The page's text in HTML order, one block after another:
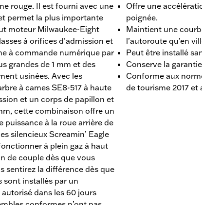
rouge. Il est fourni avec une
permet la plus importante
moteur Milwaukee-Eight
à orifices d’admission et
à commande numérique par
grandes de 1 mm et des
usinées. Avec les
à cames SE8-517 à haute
et un corps de papillon et
cette combinaison offre un
puissance à la roue arrière de
silencieux Screamin’ Eagle
à plein gaz à haut
de couple dès que vous
sentirez la différence dès que
sont installés par un
dans les 60 jours
Offre une
poignée.
Maintient une
l’autoroute qu’en
Peut être installé
Conserve la
Conforme aux
de tourisme 2017 et